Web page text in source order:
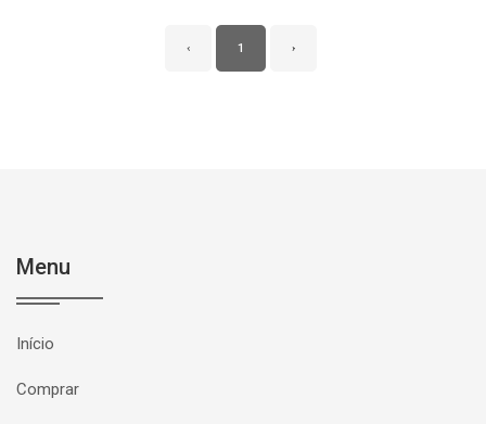
‹ 1 ›
Menu
Início
Comprar